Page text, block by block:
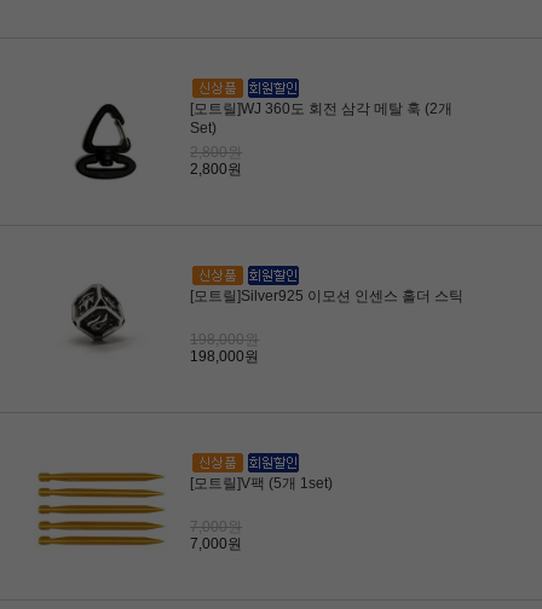
[모트릴]WJ 360도 회전 삼각 메탈 훅 (2개
Set)
2,800원
2,800원
[모트릴]Silver925 이모션 인센스 홀더 스틱
198,000원
198,000원
[모트릴]V팩 (5개 1set)
7,000원
7,000원